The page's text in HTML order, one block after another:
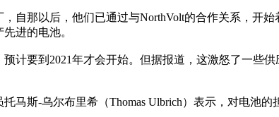
自那以后，他们已通过与NorthVolt的合作关系，开
进的电池。
计要到2021年才会开始。但据报道，这激怒了一些
马斯-乌尔布里希（Thomas Ulbrich）表示，对电池